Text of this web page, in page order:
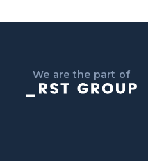
We are the part of